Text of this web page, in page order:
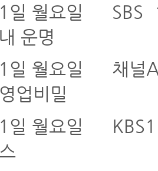
일 월요일
SBS
운명
일 월요일
채널
업비밀
일 월요일
KBS1